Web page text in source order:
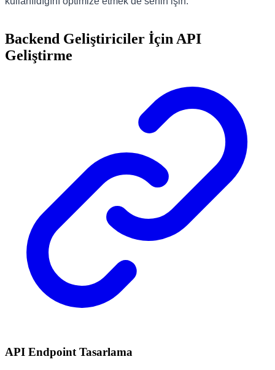
Backend Geliştiriciler İçin API
Geliştirme
API Endpoint Tasarlama